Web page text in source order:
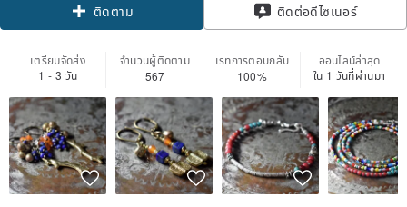
ติดตาม ติดต่อดีไซเนอร์
เตรียมจัดส่ง
1 - 3 วัน
จำนวนผู้ติดตาม
567
เรทการตอบกลับ
100%
ออนไลน์ล่าสุด
ใน 1 วันที่ผ่านมา